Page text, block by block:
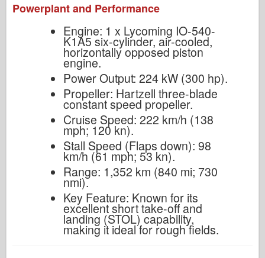
Powerplant and Performance
Engine: 1 x Lycoming IO-540-
K1A5 six-cylinder, air-cooled,
horizontally opposed piston
engine.
Power Output: 224 kW (300 hp).
Propeller: Hartzell three-blade
constant speed propeller.
Cruise Speed: 222 km/h (138
mph; 120 kn).
Stall Speed (Flaps down): 98
km/h (61 mph; 53 kn).
Range: 1,352 km (840 mi; 730
nmi).
Key Feature: Known for its
excellent short take-off and
landing (STOL) capability,
making it ideal for rough fields.